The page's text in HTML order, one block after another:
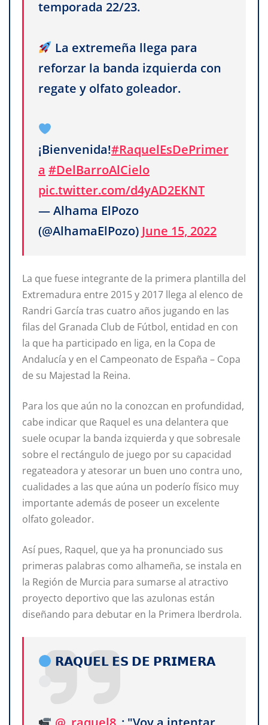
temporada 22/23.
La extremeña llega para
reforzar la banda izquierda con
regate y olfato goleador.
¡Bienvenida!#RaquelEsDePrimer
a #DelBarroAlCielo
pic.twitter.com/d4yAD2EKNT
— Alhama ElPozo
(@AlhamaElPozo) June 15, 2022
La que fuese integrante de la primera plantilla del
Extremadura entre 2015 y 2017 llega al elenco de
Randri García tras cuatro años jugando en las
filas del Granada Club de Fútbol, entidad en con
la que ha participado en liga, en la Copa de
Andalucía y en el Campeonato de España – Copa
de su Majestad la Reina.
Para los que aún no la conozcan en profundidad,
cabe indicar que Raquel es una delantera que
suele ocupar la banda izquierda y que sobresale
sobre el rectángulo de juego por su capacidad
regateadora y atesorar un buen uno contra uno,
cualidades a las que aúna un poderío físico muy
importante además de poseer un excelente
olfato goleador.
Así pues, Raquel, que ya ha pronunciado sus
primeras palabras como alhameña, se instala en
la Región de Murcia para sumarse al atractivo
proyecto deportivo que las azulonas están
diseñando para debutar en la Primera Iberdrola.
𝗥𝗔𝗤𝗨𝗘𝗟 𝗘𝗦 𝗗𝗘 𝗣𝗥𝗜𝗠𝗘𝗥𝗔